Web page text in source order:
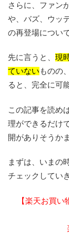
さらに、ファン
や、バズ、ウッ
の再登場につい
先に言うと、 現
ていない ものの
ると、完全に可
この記事を読め
理ができるだけ
開がありそうか
まずは、いまの
チェックしてい
【楽天お買い